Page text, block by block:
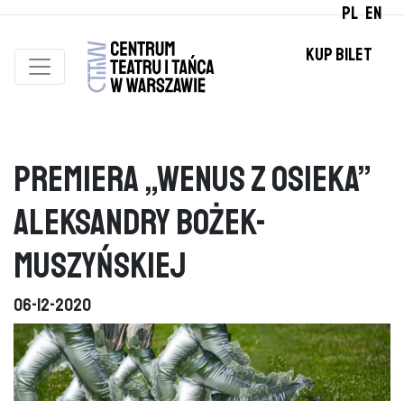
PL EN
KUP BILET
Premiera „Wenus z Osieka”
Aleksandry Bożek-
Muszyńskiej
06-12-2020